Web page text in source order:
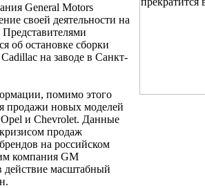
General Motors
своей деятельности на
об остановке сборки
на заводе в Санкт-
помимо этого
продажи новых моделей
и Chevrolet. Данные
продаж
на российском
компания GM
действие масштабный